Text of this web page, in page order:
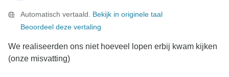
Automatisch vertaald. Bekijk in originele taal
Beoordeel deze vertaling
We realiseerden ons niet hoeveel lopen erbij kwam kijken
(onze misvatting)